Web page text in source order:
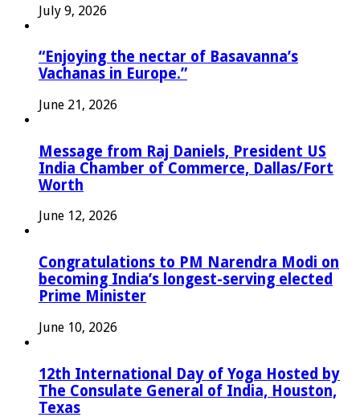
July 9, 2026
“Enjoying the nectar of Basavanna’s
Vachanas in Europe.”
June 21, 2026
Message from Raj Daniels, President US
India Chamber of Commerce, Dallas/Fort
Worth
June 12, 2026
Congratulations to PM Narendra Modi on
becoming India’s longest-serving elected
Prime Minister
June 10, 2026
12th International Day of Yoga Hosted by
The Consulate General of India, Houston,
Texas